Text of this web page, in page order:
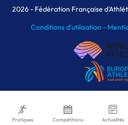
MAIF Ekiden
2026- Fédération Française
Conditions d'utilisation -
Pratiques Compétitions Actualités